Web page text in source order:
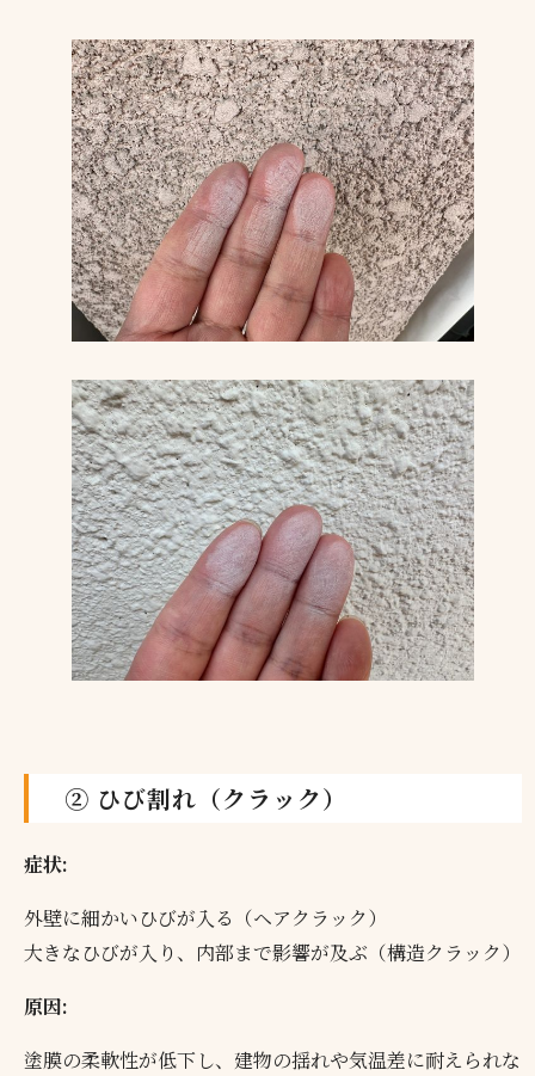
② ひび割れ（クラック）
症状:
外壁に細かいひびが入る（ヘアクラック）
大きなひびが入り、内部まで影響が及ぶ（構造クラック）
原因:
塗膜の柔軟性が低下し、建物の揺れや気温差に耐えられな